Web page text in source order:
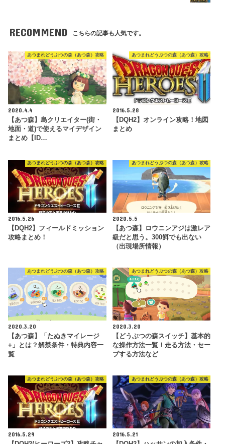
RECOMMEND こちらの記事も人気です。
あつまれどうぶつの森（あつ森）攻略
2020.4.4
【あつ森】島クリエイター(街・
地面・道)で使えるマイデザイン
まとめ【ID…
あつまれどうぶつの森（あつ森）攻略
2016.5.28
【DQH2】オンライン攻略！地図
まとめ
あつまれどうぶつの森（あつ森）攻略
2016.5.26
【DQH2】フィールドミッション
攻略まとめ！
あつまれどうぶつの森（あつ森）攻略
2020.5.5
【あつ森】ロウニンアジは激レア
級だと思う。300餌でも出ない
（出現場所情報）
あつまれどうぶつの森（あつ森）攻略
2020.3.20
【あつ森】「たぬきマイレージ
+」とは？解禁条件・特典内容一
覧
あつまれどうぶつの森（あつ森）攻略
2020.3.20
【どうぶつの森スイッチ】基本的
な操作方法一覧！走る方法・セー
ブする方法など
あつまれどうぶつの森（あつ森）攻略
2016.5.29
あつまれどうぶつの森（あつ森）攻略
2016.5.21